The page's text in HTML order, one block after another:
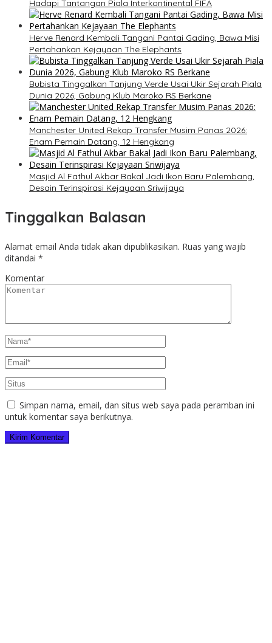
Hadapi Tantangan Piala Interkontinental FIFA
Herve Renard Kembali Tangani Pantai Gading, Bawa Misi
Pertahankan Kejayaan The Elephants
Bubista Tinggalkan Tanjung Verde Usai Ukir Sejarah Piala
Dunia 2026, Gabung Klub Maroko RS Berkane
Manchester United Rekap Transfer Musim Panas 2026:
Enam Pemain Datang, 12 Hengkang
Masjid Al Fathul Akbar Bakal Jadi Ikon Baru Palembang,
Desain Terinspirasi Kejayaan Sriwijaya
Tinggalkan Balasan
Alamat email Anda tidak akan dipublikasikan. Ruas yang wajib
ditandai *
Komentar
Simpan nama, email, dan situs web saya pada peramban ini
untuk komentar saya berikutnya.